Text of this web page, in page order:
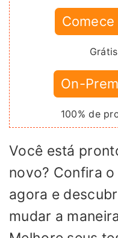
On-
100% de
Você está
novo? Confira
agora e
mudar a